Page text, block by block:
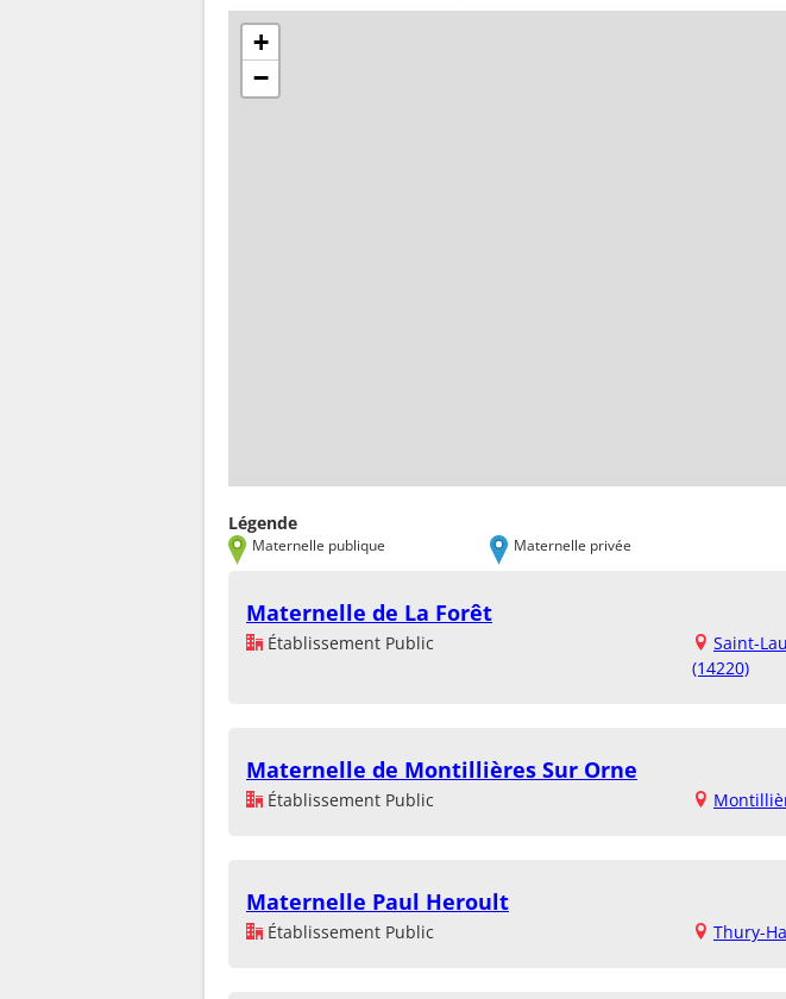
+
−
Légende
Maternelle publique Maternelle privée
Maternelle de La Forêt
Établissement Public
Saint-
(14220)
Maternelle de Montillières Sur Orne
Établissement Public
Maternelle Paul Heroult
Établissement Public Thury-